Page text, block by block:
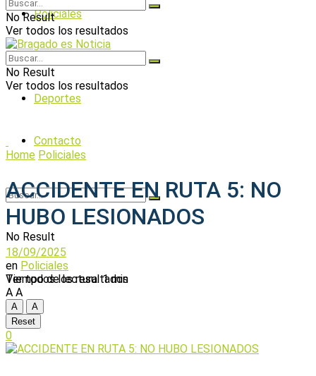
Policiales
Política
Deportes
Contacto
No Result
Ver todos los resultados
No Result
Ver todos los resultados
No Result
Ver todos los resultados
Home Policiales
ACCIDENTE EN RUTA 5: NO
HUBO LESIONADOS
18/09/2025
en Policiales
Tiempo de lectura: 1 min
A A
A
A
Reset
0